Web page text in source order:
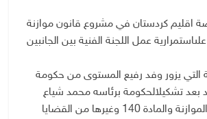
اقليم كردستان في مشروع قانون موازنة
علىاستمرارية عمل اللجنة الفنية بين الجانبين
التي يزور وفد رفيع المستوى من حكومة
بعد تشكیلالحكومة برئاسه‌ محمد شیاع
الموازنة والمادة 140 وغيرها من القضايا